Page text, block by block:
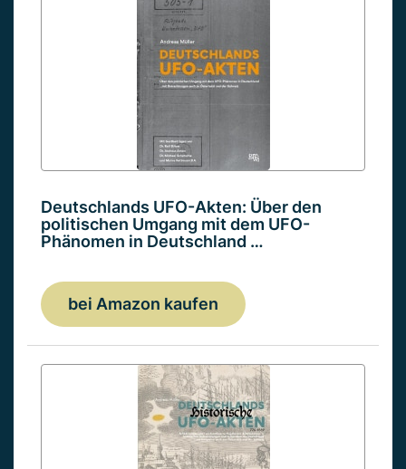
Deutschlands UFO-Akten: Über den
politischen Umgang mit dem UFO-
Phänomen in Deutschland …
bei Amazon kaufen